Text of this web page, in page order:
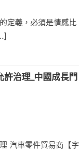
定義，必須是情感比
治理_中國成長門
汽車零件貿易商【字